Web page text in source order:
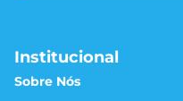
Institucional
Sobre Nós